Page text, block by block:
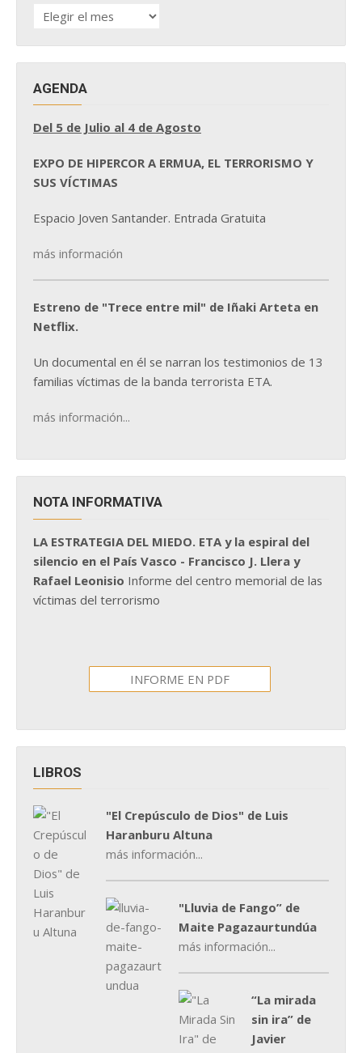
HISTÓRICO
DE
AGENDA
Del 5 de Julio al 4 de Agosto
EXPO DE HIPERCOR A ERMUA, EL TERRORISMO Y
SUS VÍCTIMAS
Espacio Joven Santander. Entrada Gratuita
más información
Estreno de "Trece entre mil" de Iñaki Arteta en
Netflix.
Un documental en él se narran los testimonios de 13
familias víctimas de la banda terrorista ETA.
más información...
NOTA INFORMATIVA
LA ESTRATEGIA DEL MIEDO. ETA y la espiral del
silencio en el País Vasco - Francisco J. Llera y
Rafael Leonisio Informe del centro memorial de las
víctimas del terrorismo
INFORME EN PDF
LIBROS
"El Crepúsculo de Dios" de Luis
Haranburu Altuna
más información...
"Lluvia de Fango” de
Maite Pagazaurtundúa
más información...
“La mirada
sin ira” de
Javier